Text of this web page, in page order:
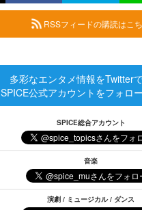
RSSフィードの購読はこ
多彩なエンタメ情報をTwitter
SPICE公式アカウントをフォロ
SPICE総合アカウント
音楽
演劇 / ミュージカル / ダンス